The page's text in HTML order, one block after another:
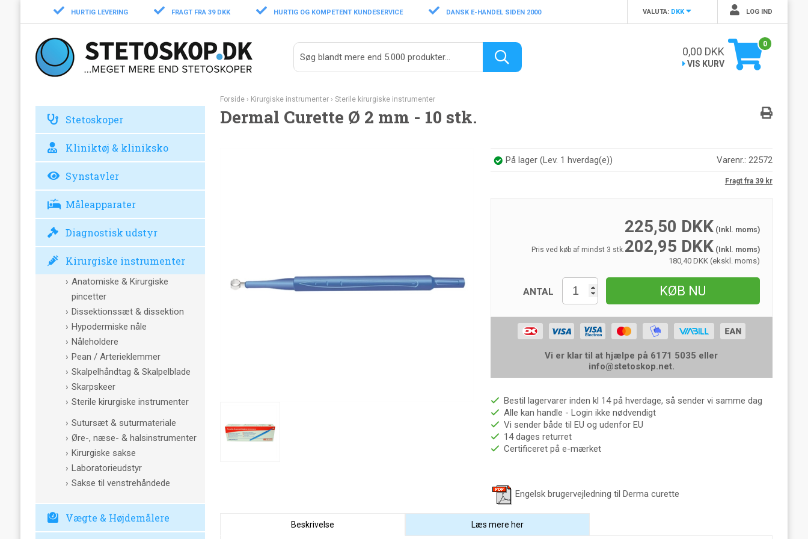
HURTIG LEVERING FRAGT FRA 39 DKK HURTIG OG KOMPETENT KUNDESERVICE DANSK E-HANDEL SIDEN 2000 LOG IND
VALUTA: DKK
0
0,00 DKK
VIS KURV
Stetoskoper
Kliniktøj & kliniksko
Synstavler
Måleapparater
Diagnostisk udstyr
Kirurgiske instrumenter
Anatomiske & Kirurgiske
pincetter
Dissektionssæt & dissektion
Hypodermiske nåle
Nåleholdere
Pean / Arterieklemmer
Skalpelhåndtag & Skalpelblade
Skarpskeer
Sterile kirurgiske instrumenter
Sutursæt & suturmateriale
Øre-, næse- & halsinstrumenter
Kirurgiske sakse
Laboratorieudstyr
Sakse til venstrehåndede
Vægte & Højdemålere
Forside› Kirurgiske instrumenter› Sterile kirurgiske instrumenter
Dermal Curette Ø 2 mm - 10 stk.
På lager(Lev. 1 hverdag(e)) Varenr.: 22572
Fragt fra 39 kr
225,50 DKK (Inkl. moms)
Pris ved køb af mindst 3 stk. 202,95 DKK (Inkl. moms)
180,40 DKK (ekskl. moms)
ANTAL KØB NU
Vi er klar til at hjælpe på 6171 5035 eller
info@stetoskop.net.
Bestil lagervarer inden kl 14 på hverdage, så sender vi samme dag
Alle kan handle - Login ikke nødvendigt
Vi sender både til EU og udenfor EU
14 dages returret
Certificeret på e-mærket
Engelsk brugervejledning til Derma curette
Beskrivelse Læs mere her